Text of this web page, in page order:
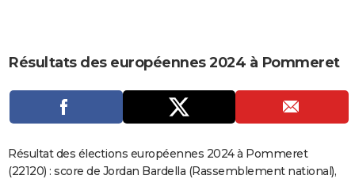
CARTE DE VOEUX
Carte de Noël
Carte Bonne année
Carte Saint-Valentin
Carte Pâques
Carte d'anniversaire
DICTIONNAIRE
Dictionnaire
Biographies
Citations
Expressions
Proverbes
PROGRAMME TV
COPAINS D'AVANT
Résultats des européennes 2024 à Pommeret
Résultat des élections européennes 2024 à Pommeret
(22120) : score de Jordan Bardella (Rassemblement national),